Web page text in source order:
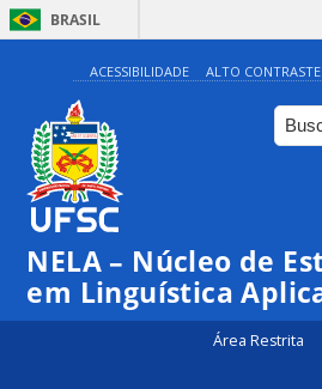
BRASIL
ACESSIBILIDADE ALTO CONTRASTE
NELA – Núcleo de
em Linguística
Área Restrita